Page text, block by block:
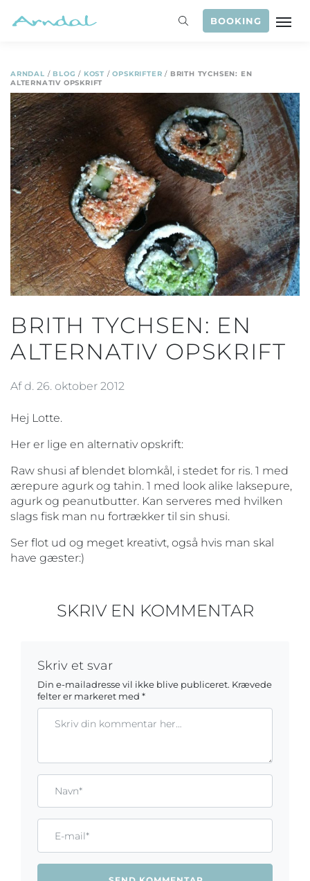
BOOKING
ARNDAL / BLOG / KOST /OPSKRIFTER / BRITH TYCHSEN: EN
ALTERNATIV OPSKRIFT
BRITH TYCHSEN: EN
ALTERNATIV OPSKRIFT
Af d. 26. oktober 2012
Hej Lotte.
Her er lige en alternativ opskrift:
Raw shusi af blendet blomkål, i stedet for ris. 1 med
ærepure agurk og tahin. 1 med look alike laksepure,
agurk og peanutbutter. Kan serveres med hvilken
slags fisk man nu fortrækker til sin shusi.
Ser flot ud og meget kreativt, også hvis man skal
have gæster:)
SKRIV EN KOMMENTAR
Skriv et svar
Din e-mailadresse vil ikke blive publiceret. Krævede
felter er markeret med *